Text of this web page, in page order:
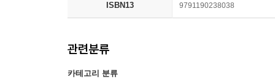
ISBN13 9791190238038
관련분류
카테고리 분류